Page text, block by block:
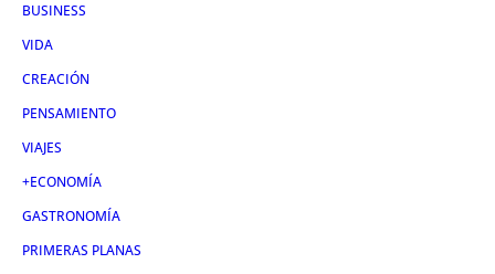
BUSINESS
VIDA
CREACIÓN
PENSAMIENTO
VIAJES
+ECONOMÍA
GASTRONOMÍA
PRIMERAS PLANAS